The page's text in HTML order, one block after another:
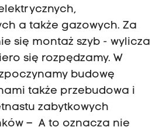
a także gazowych. Za
się montaż szyb - wylicza
się rozpędzamy. W
budowę
także przebudowa i
zabytkowych
– A to oznacza nie